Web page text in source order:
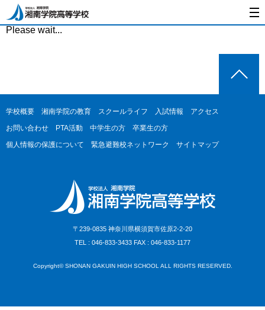
Please wait...
学校概要 湘南学院の教育 スクールライフ 入試情報
アクセス
お問い合わせ
PTA活動 中学生の方
卒業生の方
個人情報の保護について
緊急避難校ネットワーク サイトマップ
〒239-0835 神奈川県横須賀市佐原2-2-20
TEL : 046-833-3433 FAX : 046-833-1177
Copyright© SHONAN GAKUIN HIGH SCHOOL ALL RIGHTS RESERVED.